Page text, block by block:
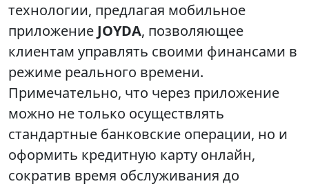
технологии, предлагая мобильное
приложение JOYDA, позволяющее
клиентам управлять своими финансами в
режиме реального времени.
Примечательно, что через приложение
можно не только осуществлять
стандартные банковские операции, но и
оформить кредитную карту онлайн,
сократив время обслуживания до